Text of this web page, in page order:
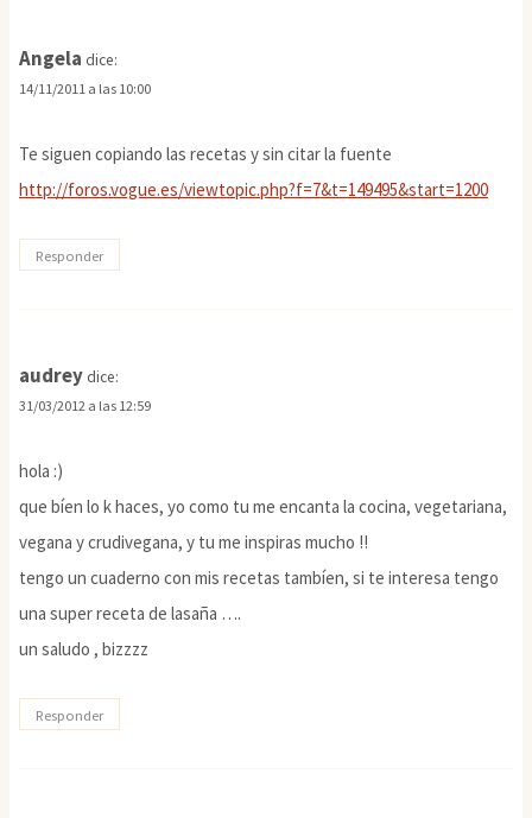
Angela dice:
14/11/2011 a las 10:00
Te siguen copiando las recetas y sin citar la fuente
http://foros.vogue.es/viewtopic.php?f=7&t=149495&start=1200
Responder
audrey dice:
31/03/2012 a las 12:59
hola :)
que bíen lo k haces, yo como tu me encanta la cocina, vegetariana,
vegana y crudivegana, y tu me inspiras mucho !!
tengo un cuaderno con mis recetas tambíen, si te interesa tengo
una super receta de lasaña ….
un saludo , bizzzz
Responder